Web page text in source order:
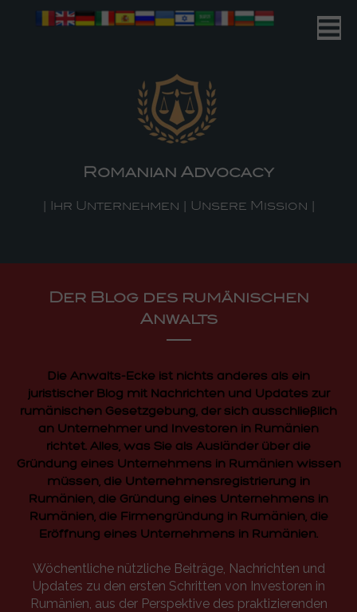
Der Blog des rumänischen
Anwalts
Die Anwalts-Ecke ist nichts anderes als ein
juristischer Blog mit Nachrichten und Updates zur
rumänischen Gesetzgebung, der sich ausschließlich
an Unternehmer und Investoren in Rumänien
richtet. Alles, was Sie als Ausländer über die
Gründung eines Unternehmens in Rumänien wissen
müssen, die Unternehmensregistrierung in
Rumänien, die Gründung eines Unternehmens in
Rumänien, die Firmengründung in Rumänien, die
Eröffnung eines Unternehmens in Rumänien.
Wöchentliche nützliche Beiträge, Nachrichten und
Updates zu den ersten Schritten von Investoren in
Rumänien, aus der Perspektive des praktizierenden
Romanian Advocacy
| Ihr Unternehmen | Unsere Mission |